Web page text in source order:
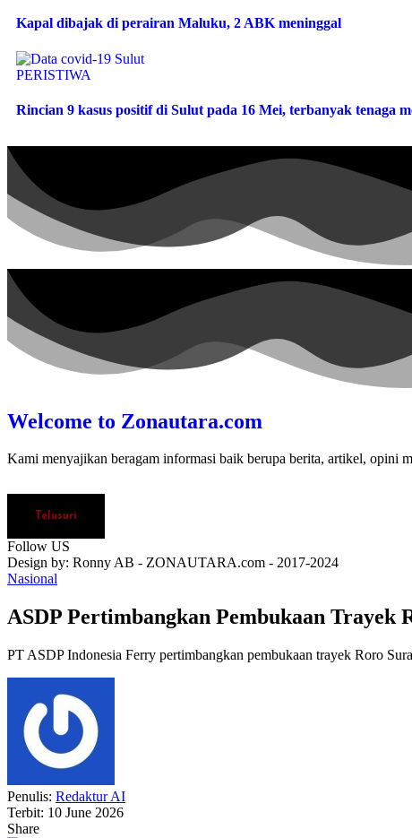
Kapal dibajak di perairan Maluku, 2 ABK meninggal
PERISTIWA
Rincian 9 kasus positif di Sulut pada 16 Mei, terbanyak tenaga
Welcome to Zonautara.com
Kami menyajikan beragam informasi baik berupa berita, artikel, opini
Telusuri
Follow US
Design by: Ronny AB - ZONAUTARA.com - 2017-2024
Nasional
ASDP Pertimbangkan Pembukaan Trayek
PT ASDP Indonesia Ferry pertimbangkan pembukaan trayek Roro
Penulis: Redaktur AI
Terbit: 10 June 2026
Share